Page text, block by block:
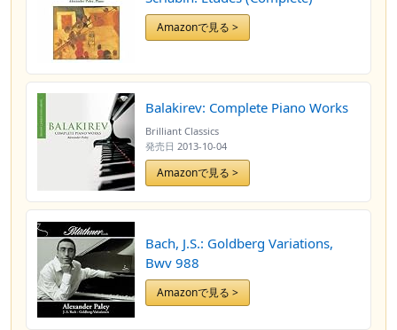
Amazonで見る >
Balakirev: Complete Piano Works
Brilliant Classics
発売日 2013-10-04
Amazonで見る >
Bach, J.S.: Goldberg Variations,
Bwv 988
Amazonで見る >